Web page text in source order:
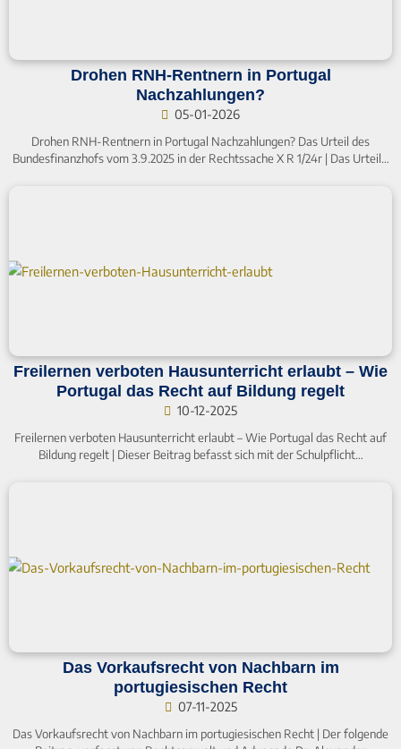
Drohen RNH-Rentnern in Portugal
Nachzahlungen?
05-01-2026
Drohen RNH-Rentnern in Portugal Nachzahlungen? Das Urteil des
Bundesfinanzhofs vom 3.9.2025 in der Rechtssache X R 1/24r | Das Urteil…
Freilernen verboten Hausunterricht erlaubt – Wie
Portugal das Recht auf Bildung regelt
10-12-2025
Freilernen verboten Hausunterricht erlaubt – Wie Portugal das Recht auf
Bildung regelt | Dieser Beitrag befasst sich mit der Schulpflicht…
Das Vorkaufsrecht von Nachbarn im
portugiesischen Recht
07-11-2025
Das Vorkaufsrecht von Nachbarn im portugiesischen Recht | Der folgende